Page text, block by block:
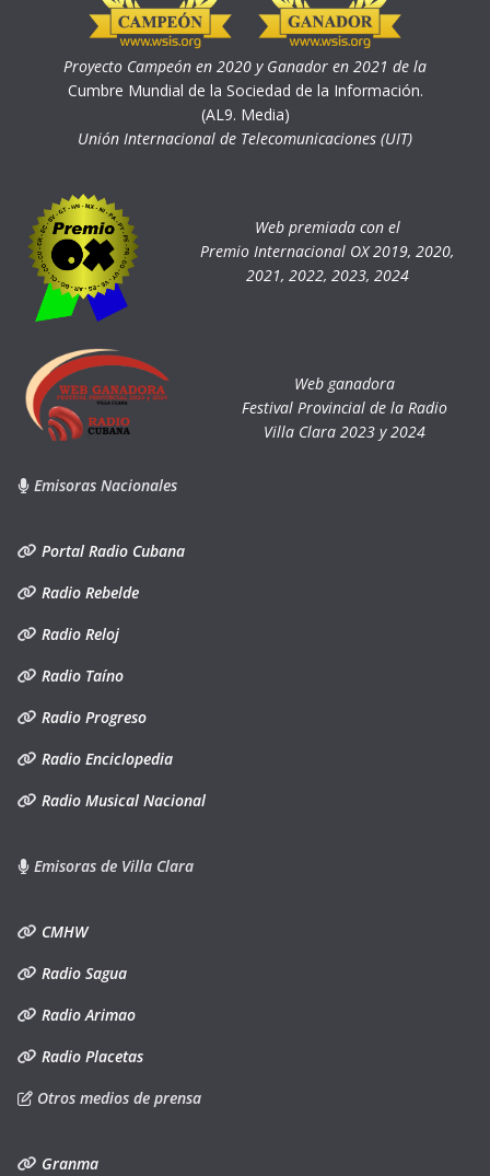
Proyecto Campeón en 2020 y Ganador en 2021 de la
Cumbre Mundial de la Sociedad de la Información.
(AL9. Media)
Unión Internacional de Telecomunicaciones (UIT)
Web premiada con el
Premio Internacional OX 2019, 2020,
2021, 2022, 2023, 2024
Web ganadora
Festival Provincial de la Radio
Villa Clara 2023 y 2024
Emisoras Nacionales
Portal Radio Cubana
Radio Rebelde
Radio Reloj
Radio Taíno
Radio Progreso
Radio Enciclopedia
Radio Musical Nacional
Emisoras de Villa Clara
CMHW
Radio Sagua
Radio Arimao
Radio Placetas
Otros medios de prensa
Granma